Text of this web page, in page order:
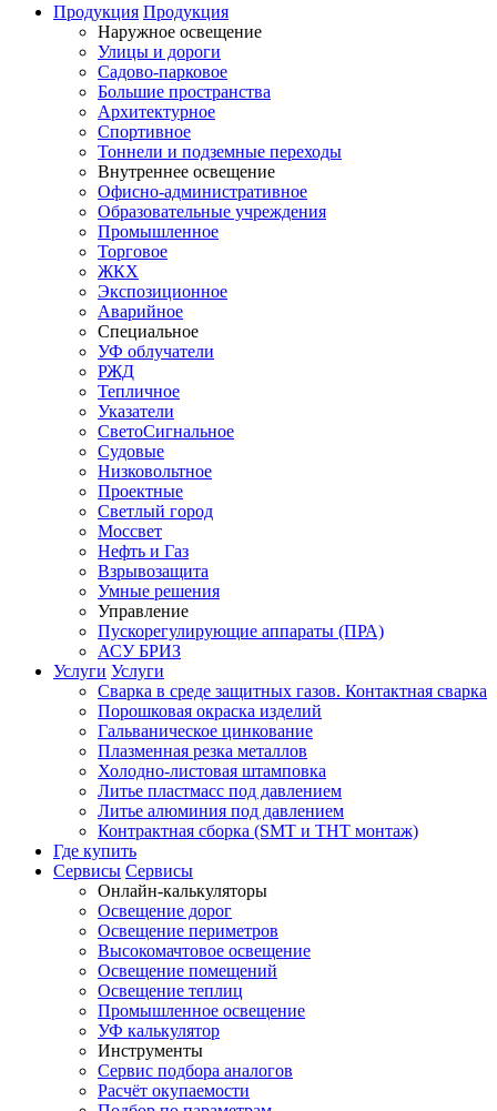
Продукция Продукция
Наружное освещение
Улицы и дороги
Садово-парковое
Большие пространства
Архитектурное
Спортивное
Тоннели и подземные переходы
Внутреннее освещение
Офисно-административное
Образовательные учреждения
Промышленное
Торговое
ЖКХ
Экспозиционное
Аварийное
Специальное
УФ облучатели
РЖД
Тепличное
Указатели
СветоСигнальное
Судовые
Низковольтное
Проектные
Светлый город
Моссвет
Нефть и Газ
Взрывозащита
Умные решения
Управление
Пускорегулирующие аппараты (ПРА)
АСУ БРИЗ
Услуги Услуги
Сварка в среде защитных газов. Контактная сварка
Порошковая окраска изделий
Гальваническое цинкование
Плазменная резка металлов
Холодно-листовая штамповка
Литье пластмасс под давлением
Литье алюминия под давлением
Контрактная сборка (SMT и THT монтаж)
Где купить
Сервисы Сервисы
Онлайн-калькуляторы
Освещение дорог
Освещение периметров
Высокомачтовое освещение
Освещение помещений
Освещение теплиц
Промышленное освещение
УФ калькулятор
Инструменты
Сервис подбора аналогов
Расчёт окупаемости